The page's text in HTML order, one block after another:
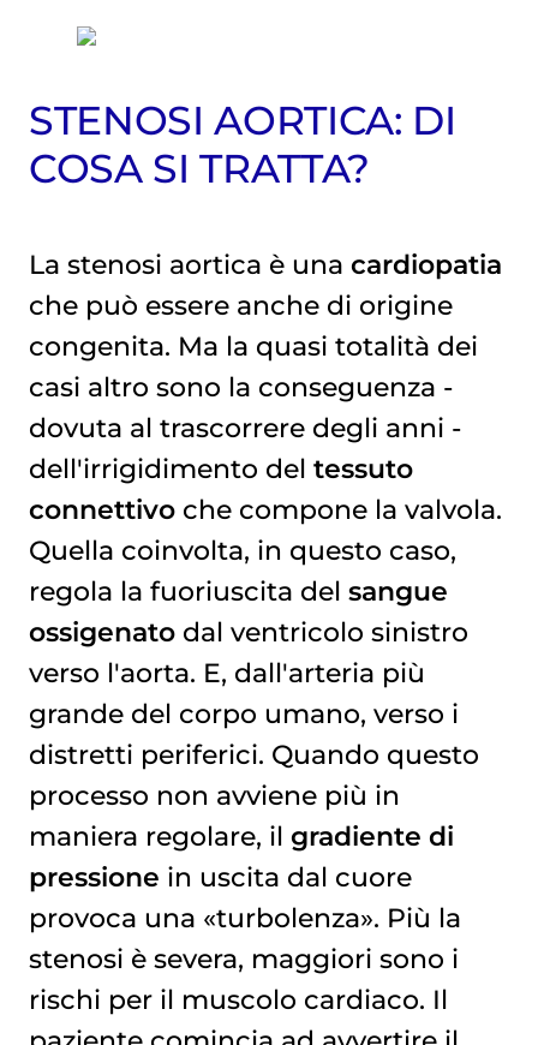
STENOSI AORTICA: DI
COSA SI TRATTA?
La stenosi aortica è una cardiopatia
che può essere anche di origine
congenita. Ma la quasi totalità dei
casi altro sono la conseguenza -
dovuta al trascorrere degli anni -
dell'irrigidimento del tessuto
connettivoche compone la valvola.
Quella coinvolta, in questo caso,
regola la fuoriuscita del sangue
ossigenatodal ventricolo sinistro
verso l'aorta. E, dall'arteria più
grande del corpo umano, verso i
distretti periferici. Quando questo
processo non avviene più in
maniera regolare, il gradiente di
pressione in uscita dal cuore
provoca una «turbolenza». Più la
stenosi è severa, maggiori sono i
rischi per il muscolo cardiaco. Il